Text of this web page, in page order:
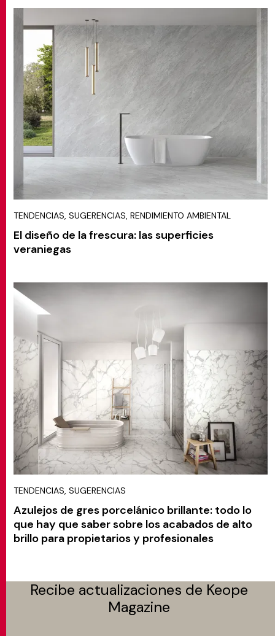
TENDENCIAS, SUGERENCIAS, RENDIMIENTO AMBIENTAL
El diseño de la frescura: las superficies
veraniegas
TENDENCIAS, SUGERENCIAS
Azulejos de gres porcelánico brillante: todo lo
que hay que saber sobre los acabados de alto
brillo para propietarios y profesionales
Recibe actualizaciones de Keope
Magazine